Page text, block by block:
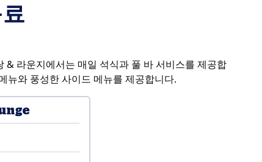
라운지에서는 매일 석식과 풀 바 서비스를 제공합
뉴와 풍성한 사이드 메뉴를 제공합니다.